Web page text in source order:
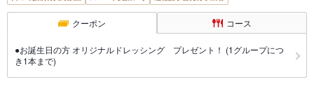
クーポン コース
●お誕生日の方 オリジナルドレッシング プレゼント！ (1グループにつ
き1本まで)